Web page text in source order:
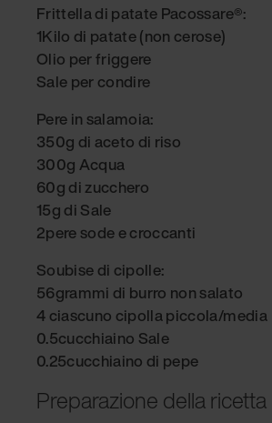
Frittella di patate Pacossare®:
1Kilo di patate (non cerose)
Olio per friggere
Sale per condire
Pere in salamoia:
350g di aceto di riso
300g Acqua
60g di zucchero
15g di Sale
2pere sode e croccanti
Soubise di cipolle:
56grammi di burro non salato
4 ciascuno cipolla piccola/media
0.5cucchiaino Sale
0.25cucchiaino di pepe
Preparazione della ricetta